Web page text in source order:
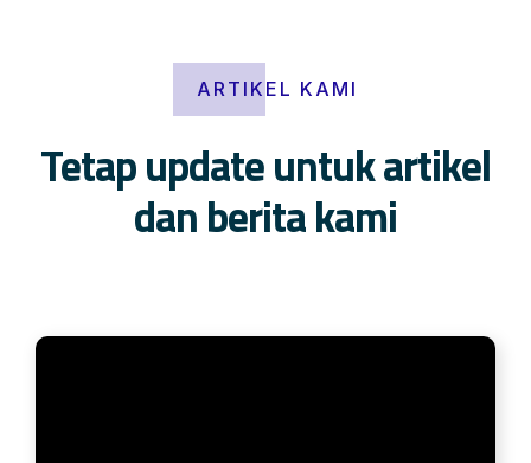
ARTIKEL KAMI
Tetap update untuk artikel
dan berita kami